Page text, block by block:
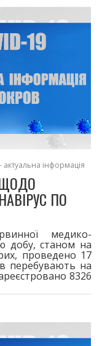
актуальна інформація
ПО
медико-
добу, станом на
проведено 17
перебувають на
8326
16584. Третя
або на 103.